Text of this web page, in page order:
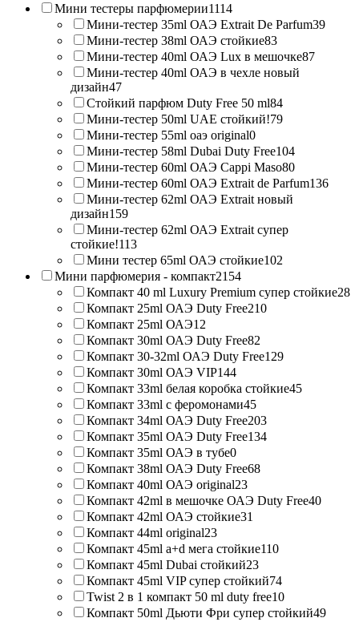
Мини тестеры парфюмерии1114
Мини-тестер 35ml ОАЭ Extrait De Parfum39
Мини-тестер 38ml ОАЭ стойкие83
Мини-тестер 40ml ОАЭ Lux в мешочке87
Мини-тестер 40ml ОАЭ в чехле новый
дизайн47
Стойкий парфюм Duty Free 50 ml84
Мини-тестер 50ml UAE стойкий!79
Мини-тестер 55ml оаэ original0
Мини-тестер 58ml Dubai Duty Free104
Мини-тестер 60ml ОАЭ Cappi Maso80
Мини-тестер 60ml ОАЭ Extrait de Parfum136
Мини-тестер 62ml ОАЭ Extrait новый
дизайн159
Мини-тестер 62ml ОАЭ Extrait супер
стойкие!113
Мини тестер 65ml ОАЭ стойкие102
Мини парфюмерия - компакт2154
Компакт 40 ml Luxury Premium супер стойкие28
Компакт 25ml ОАЭ Duty Free210
Компакт 25ml ОАЭ12
Компакт 30ml ОАЭ Duty Free82
Компакт 30-32ml ОАЭ Duty Free129
Компакт 30ml ОАЭ VIP144
Компакт 33ml белая коробка стойкие45
Компакт 33ml с феромонами45
Компакт 34ml ОАЭ Duty Free203
Компакт 35ml ОАЭ Duty Free134
Компакт 35ml ОАЭ в тубе0
Компакт 38ml ОАЭ Duty Free68
Компакт 40ml ОАЭ original23
Компакт 42ml в мешочке ОАЭ Duty Free40
Компакт 42ml ОАЭ стойкие31
Компакт 44ml original23
Компакт 45ml a+d мега стойкие110
Компакт 45ml Dubai стойкий23
Компакт 45ml VIP супер стойкий74
Twist 2 в 1 компакт 50 ml duty free10
Компакт 50ml Дьюти Фри супер стойкий49